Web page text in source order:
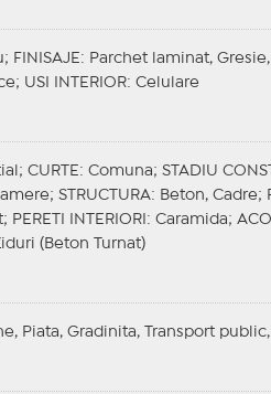
FINISAJE : Parchet laminat, Gresie,
USI INTERIOR: Celulare
CURTE : Comuna; STADIU
STRUCTURA: Beton, Cadre;
PERETI INTERIORI : Caramida;
(Beton Turnat)
Piata, Gradinita, Transport